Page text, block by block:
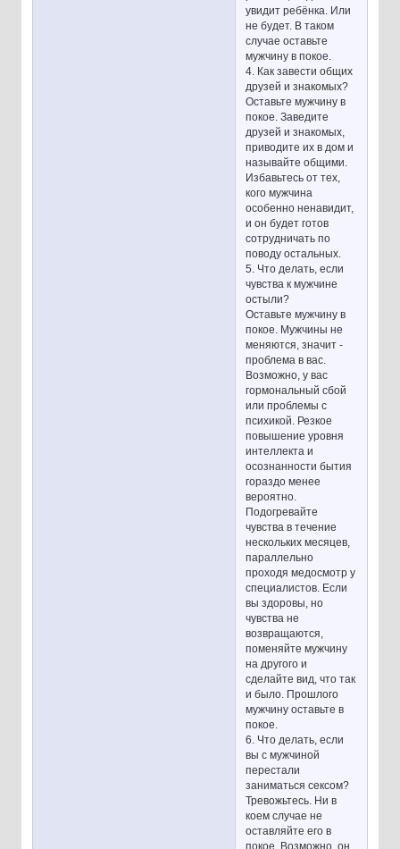
увидит ребёнка. Или
не будет. В таком
случае оставьте
мужчину в покое.
4. Как завести общих
друзей и знакомых?
Оставьте мужчину в
покое. Заведите
друзей и знакомых,
приводите их в дом и
называйте общими.
Избавьтесь от тех,
кого мужчина
особенно ненавидит,
и он будет готов
сотрудничать по
поводу остальных.
5. Что делать, если
чувства к мужчине
остыли?
Оставьте мужчину в
покое. Мужчины не
меняются, значит -
проблема в вас.
Возможно, у вас
гормональный сбой
или проблемы с
психикой. Резкое
повышение уровня
интеллекта и
осознанности бытия
гораздо менее
вероятно.
Подогревайте
чувства в течение
нескольких месяцев,
параллельно
проходя медосмотр у
специалистов. Если
вы здоровы, но
чувства не
возвращаются,
поменяйте мужчину
на другого и
сделайте вид, что так
и было. Прошлого
мужчину оставьте в
покое.
6. Что делать, если
вы с мужчиной
перестали
заниматься сексом?
Тревожьтесь. Ни в
коем случае не
оставляйте его в
покое. Возможно, он